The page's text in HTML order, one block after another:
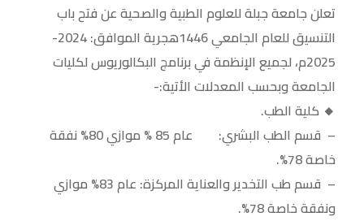
تعلن جامعة جبلة للعلوم الطبية والصحية عن فتح باب
التنسيق للعام الجامعي 1446هجرية الموافق: 2024-
2025م، لجميع الإنظمة في برنامج البكالوريوس لكليات
الجامعة وبحسب المعدلات الأتية:-
🔸 كلية الطب.
– قسم الطب البشري: عام 85 % موازي 80% نفقة
خاصة 78%.
– قسم طب التخدير والعناية المركزة: عام 83% موازي
ونفقة خاصة 78%.